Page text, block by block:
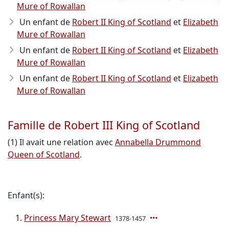
Mure of Rowallan
Un enfant de Robert II King of Scotland et Elizabeth
Mure of Rowallan
Un enfant de Robert II King of Scotland et Elizabeth
Mure of Rowallan
Un enfant de Robert II King of Scotland et Elizabeth
Mure of Rowallan
Famille de Robert III King of Scotland
(1) Il avait une relation avec Annabella Drummond
Queen of Scotland.
Enfant(s):
Princess Mary Stewart 1378-1457